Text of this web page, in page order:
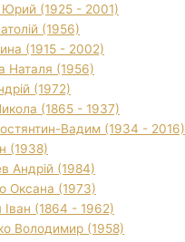
(1925 - 2001)
(1956)
(1915 - 2002)
Наталя (1956)
(1972)
(1865 - 1937)
Вадим (1934 - 2016)
(1938)
Андрій (1984)
Оксана (1973)
Іван (1864 - 1962)
Володимир (1958)